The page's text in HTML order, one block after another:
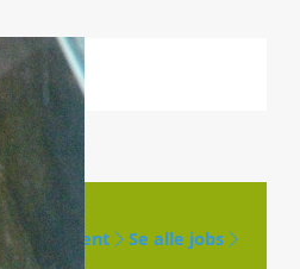
Opret agent Se alle jobs